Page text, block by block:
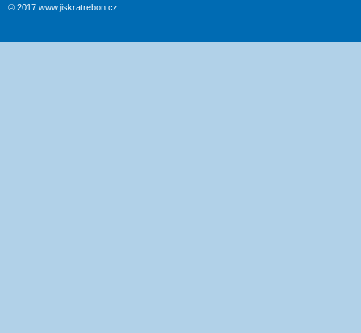
© 2017 www.jiskratrebon.cz